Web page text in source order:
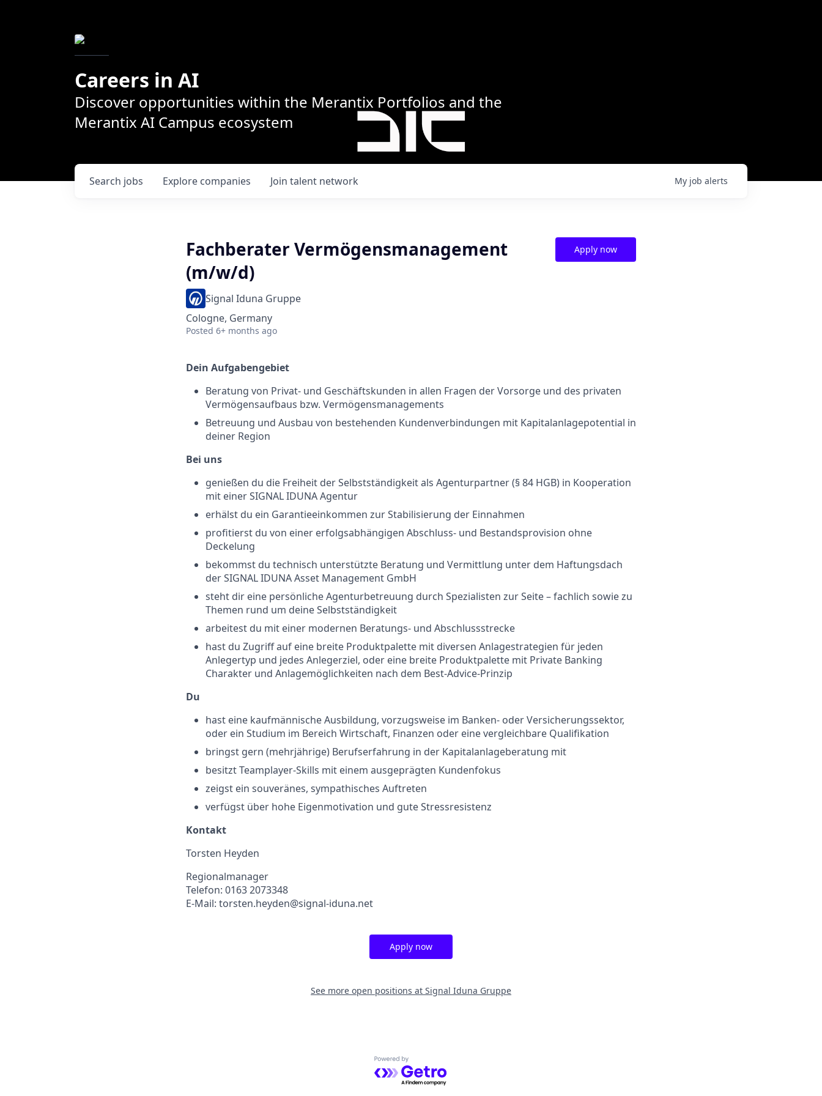
Careers in AI
Discover opportunities within the Merantix Portfolios and the
Merantix AI Campus ecosystem
Search jobs Explore companies Join talent network My job alerts
Fachberater Vermögensmanagement
(m/w/d)
Signal Iduna Gruppe
Cologne, Germany
Posted 6+ months ago
Apply now
Dein Aufgabengebiet
Beratung von Privat- und Geschäftskunden in allen Fragen der Vorsorge und des privaten
Vermögensaufbaus bzw. Vermögensmanagements
Betreuung und Ausbau von bestehenden Kundenverbindungen mit Kapitalanlagepotential in
deiner Region
Bei uns
genießen du die Freiheit der Selbstständigkeit als Agenturpartner (§ 84 HGB) in Kooperation
mit einer SIGNAL IDUNA Agentur
erhälst du ein Garantieeinkommen zur Stabilisierung der Einnahmen
profitierst du von einer erfolgsabhängigen Abschluss- und Bestandsprovision ohne
Deckelung
bekommst du technisch unterstützte Beratung und Vermittlung unter dem Haftungsdach
der SIGNAL IDUNA Asset Management GmbH
steht dir eine persönliche Agenturbetreuung durch Spezialisten zur Seite – fachlich sowie zu
Themen rund um deine Selbstständigkeit
arbeitest du mit einer modernen Beratungs- und Abschlussstrecke
hast du Zugriff auf eine breite Produktpalette mit diversen Anlagestrategien für jeden
Anlegertyp und jedes Anlegerziel, oder eine breite Produktpalette mit Private Banking
Charakter und Anlagemöglichkeiten nach dem Best-Advice-Prinzip
Du
hast eine kaufmännische Ausbildung, vorzugsweise im Banken- oder Versicherungssektor,
oder ein Studium im Bereich Wirtschaft, Finanzen oder eine vergleichbare Qualifikation
bringst gern (mehrjährige) Berufserfahrung in der Kapitalanlageberatung mit
besitzt Teamplayer-Skills mit einem ausgeprägten Kundenfokus
zeigst ein souveränes, sympathisches Auftreten
verfügst über hohe Eigenmotivation und gute Stressresistenz
Kontakt
Torsten Heyden
Regionalmanager
Telefon: 0163 2073348
E-Mail: torsten.heyden@signal-iduna.net
Apply now
See more open positions at Signal Iduna Gruppe
Powered by Getro.com